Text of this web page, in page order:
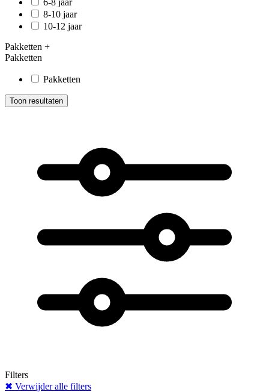
8-10 jaar
10-12 jaar
Pakketten +
Pakketten
Pakketten
Toon resultaten
Filters
✖ Verwijder alle filters